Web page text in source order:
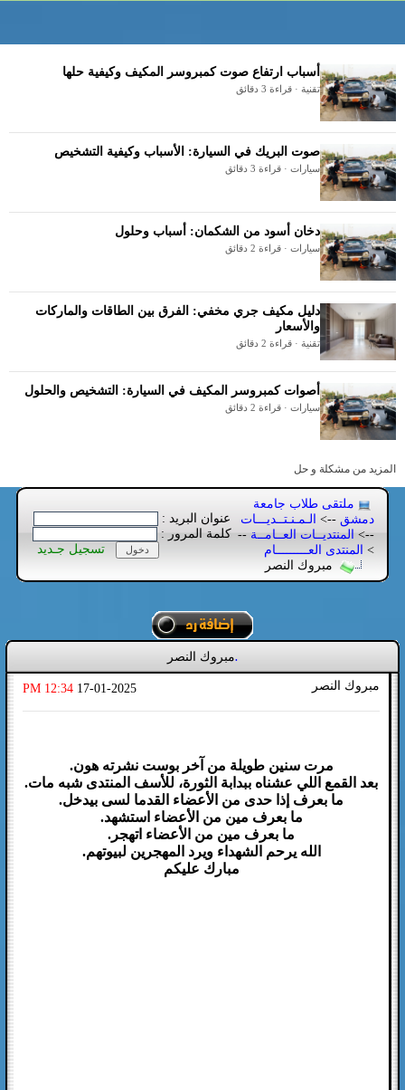
أسباب ارتفاع صوت كمبروسر المكيف وكيفية حلها
تقنية · قراءة 3 دقائق
صوت البريك في السيارة: الأسباب وكيفية التشخيص
سيارات · قراءة 3 دقائق
دخان أسود من الشكمان: أسباب وحلول
سيارات · قراءة 2 دقائق
دليل مكيف جري مخفي: الفرق بين الطاقات والماركات
والأسعار
تقنية · قراءة 2 دقائق
أصوات كمبروسر المكيف في السيارة: التشخيص والحلول
سيارات · قراءة 2 دقائق
المزيد من مشكلة و حل
ملتقى طلاب جامعة
دمشق --> الـمـنـتــديـــات
--> المنتديــات العــامــة --
> المنتدى العـــــــــام
مبروك النصر
عنوان البريد :
كلمة المرور :
تسجيل جـديد
.مبروك النصر
مبروك النصر 17-01-2025
12:34 PM
مرت سنين طويلة من آخر بوست نشرته هون.
بعد القمع اللي عشناه ببدابة الثورة، للأسف المنتدى شبه مات.
ما بعرف إذا حدى من الأعضاء القدما لسى بيدخل.
ما بعرف مين من الأعضاء استشهد.
ما بعرف مين من الأعضاء اتهجر.
الله يرحم الشهداء ويرد المهجرين لبيوتهم.
مبارك عليكم